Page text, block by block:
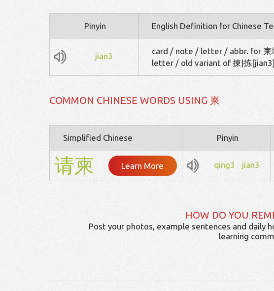
Pinyin English Definition for Chinese
jian3
card / note / letter / abbr. for
letter / old variant of 揀|拣[jian3]
COMMON CHINESE WORDS USING 柬
Simplified Chinese Pinyin
请柬 Learn More qing3 jian3
HOW DO YOU
Post your photos, example sentences and daily
learning